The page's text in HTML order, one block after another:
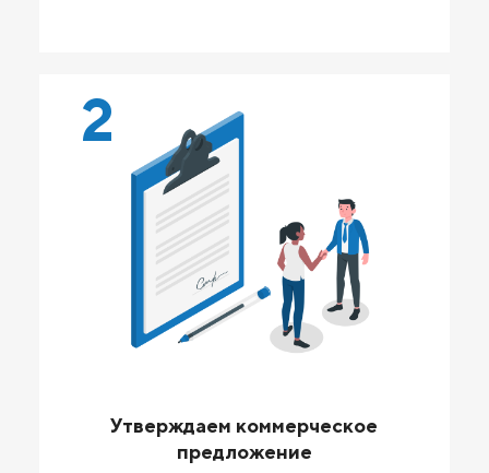
2
Утверждаем коммерческое
предложение